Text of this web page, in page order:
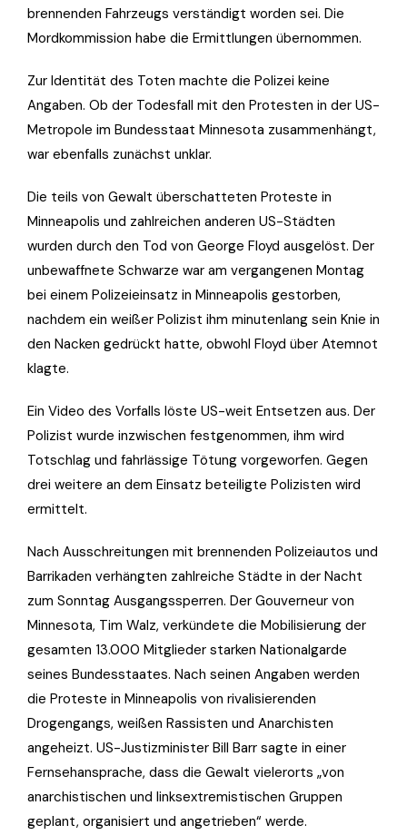
brennenden Fahrzeugs verständigt worden sei. Die
Mordkommission habe die Ermittlungen übernommen.
Zur Identität des Toten machte die Polizei keine
Angaben. Ob der Todesfall mit den Protesten in der US-
Metropole im Bundesstaat Minnesota zusammenhängt,
war ebenfalls zunächst unklar.
Die teils von Gewalt überschatteten Proteste in
Minneapolis und zahlreichen anderen US-Städten
wurden durch den Tod von George Floyd ausgelöst. Der
unbewaffnete Schwarze war am vergangenen Montag
bei einem Polizeieinsatz in Minneapolis gestorben,
nachdem ein weißer Polizist ihm minutenlang sein Knie in
den Nacken gedrückt hatte, obwohl Floyd über Atemnot
klagte.
Ein Video des Vorfalls löste US-weit Entsetzen aus. Der
Polizist wurde inzwischen festgenommen, ihm wird
Totschlag und fahrlässige Tötung vorgeworfen. Gegen
drei weitere an dem Einsatz beteiligte Polizisten wird
ermittelt.
Nach Ausschreitungen mit brennenden Polizeiautos und
Barrikaden verhängten zahlreiche Städte in der Nacht
zum Sonntag Ausgangssperren. Der Gouverneur von
Minnesota, Tim Walz, verkündete die Mobilisierung der
gesamten 13.000 Mitglieder starken Nationalgarde
seines Bundesstaates. Nach seinen Angaben werden
die Proteste in Minneapolis von rivalisierenden
Drogengangs, weißen Rassisten und Anarchisten
angeheizt. US-Justizminister Bill Barr sagte in einer
Fernsehansprache, dass die Gewalt vielerorts „von
anarchistischen und linksextremistischen Gruppen
geplant, organisiert und angetrieben“ werde.